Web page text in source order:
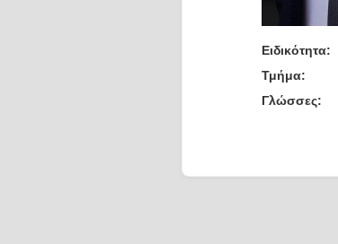
Ειδικότητα:
Τμήμα:
Γλώσσες: